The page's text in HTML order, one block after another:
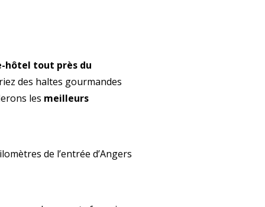
hôtel tout près du
des haltes gourmandes
les meilleurs
de l’entrée d’Angers